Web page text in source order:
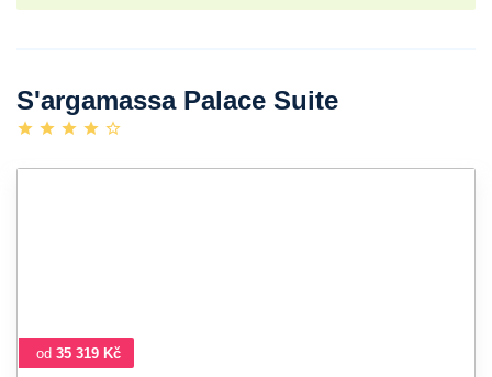
S'argamassa Palace Suite
od 35 319 Kč